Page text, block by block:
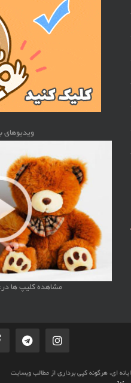
ویدیوهای
مشاهده کلیپ ها
ماده 12 فصل سوم قانون جرائم رایانه ای، هرگونه کپی برداری از مطالب وبسایت